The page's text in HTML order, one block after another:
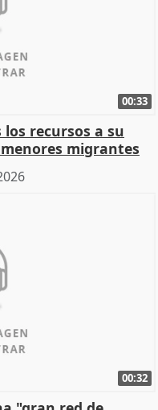
00:33
recursos a su
migrantes
00:32